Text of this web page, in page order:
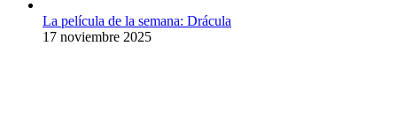
La película de la semana: Drácula
17 noviembre 2025